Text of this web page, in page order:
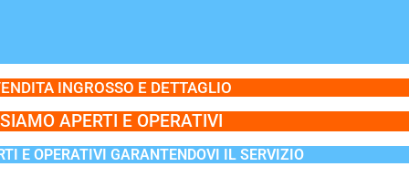
INGROSSO E DETTAGLIO
SIAMO APERTI E OPERATIVI
E OPERATIVI GARANTENDOVI IL SERVIZIO